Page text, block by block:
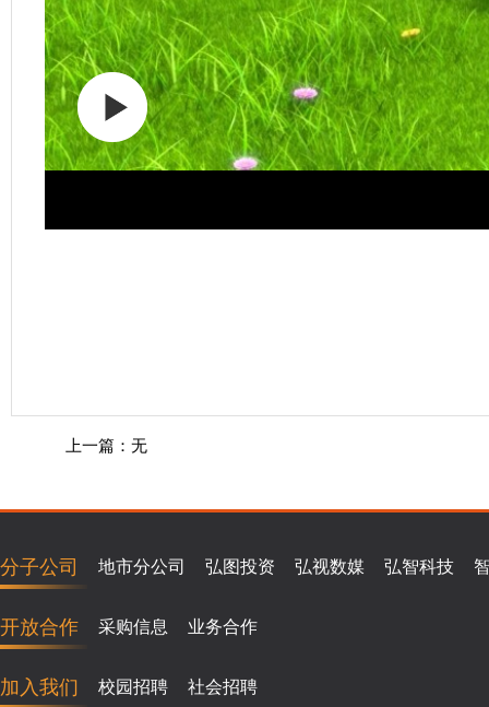
上一篇：无
分子公司 地市分公司 弘图投资 弘视数媒 弘智科技
开放合作 采购信息 业务合作
加入我们 校园招聘 社会招聘